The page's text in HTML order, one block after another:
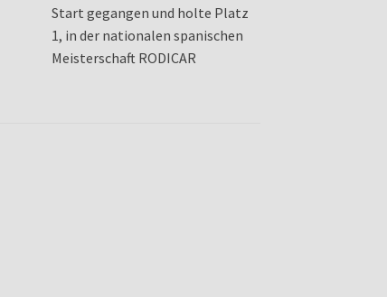
Start gegangen und holte Platz
1, in der nationalen spanischen
Meisterschaft RODICAR